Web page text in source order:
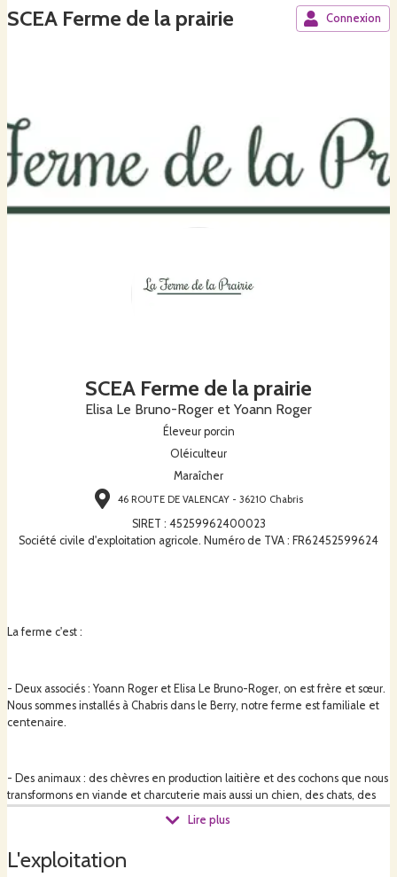
SCEA Ferme de la prairie Connexion
SCEA Ferme de la prairie
Elisa Le Bruno-Roger et Yoann Roger
Éleveur porcin
Oléiculteur
Maraîcher
46 ROUTE DE VALENCAY - 36210 Chabris
SIRET : 45259962400023
Société civile d'exploitation agricole. Numéro de TVA : FR62452599624
La ferme c'est :
- Deux associés : Yoann Roger et Elisa Le Bruno-Roger, on est frère et sœur.
Nous sommes installés à Chabris dans le Berry, notre ferme est familiale et
centenaire.
- Des animaux : des chèvres en production laitière et des cochons que nous
transformons en viande et charcuterie mais aussi un chien, des chats, des
hirondelles et des vers de terres, des buses et des limaces.
- Des champs avec de la luzerne, du sainfoin, de l'orge, de l'avoine, du blé ,
Lire plus
L'exploitation